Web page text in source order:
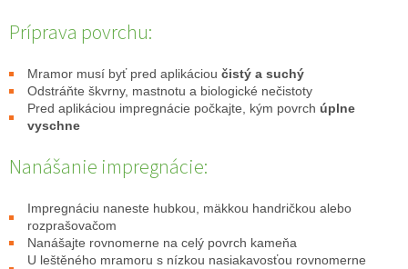
Príprava povrchu:
Mramor musí byť pred aplikáciou čistý a suchý
Odstráňte škvrny, mastnotu a biologické nečistoty
Pred aplikáciou impregnácie počkajte, kým povrch úplne
vyschne
Nanášanie impregnácie:
Impregnáciu naneste hubkou, mäkkou handričkou alebo
rozprašovačom
Nanášajte rovnomerne na celý povrch kameňa
U leštěného mramoru s nízkou nasiakavosťou rovnomerne